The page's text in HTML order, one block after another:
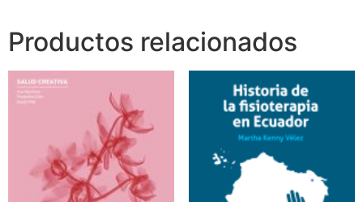
Productos relacionados